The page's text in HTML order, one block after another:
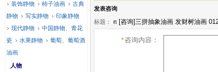
发表咨询
标题：
*咨询内容：
装饰静物
柿子油画
古典
静物
写实静物
印象静物
现代静物
中国静物、青花
瓷
水果静物
葡萄、葡萄酒
油画
人物